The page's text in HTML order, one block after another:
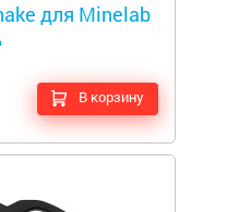
для Minelab
В корзину